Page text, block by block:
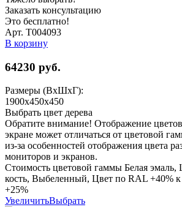
Заказать консультацию
Это бесплатно!
Арт. Т004093
В корзину
64230 руб.
Размеры (ВхШхГ):
1900x450x450
Выбрать цвет дерева
Обратите внимание! Отображение
экране может отличаться от цветовой
из-за особенностей отображения цвета
мониторов и экранов.
Стоимость цветовой гаммы Белая
кость, Выбеленный, Цвет по RAL +40% к
+25%
УвеличитьВыбрать